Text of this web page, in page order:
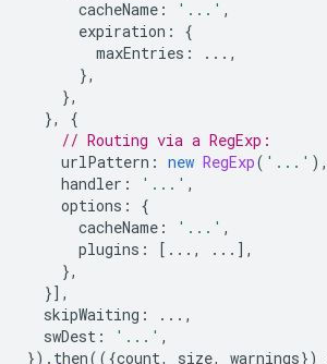
cacheName : '...' ,
expiration :
{
maxEntries :
...,
},
},
},
{
// Routing via a RegExp:
urlPattern : new RegExp( '...' ),
handler : '...' ,
options :
{
cacheName : '...' ,
plugins : [...,
...],
},
}],
skipWaiting :
...,
swDest : '...' ,
}). then(({count, size, warnings})